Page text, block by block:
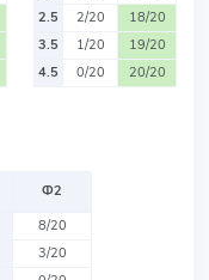
2.5
2/20
18/20
3.5
1/20
19/20
4.5
0/20 20/20
Ф2
8/20
3/20